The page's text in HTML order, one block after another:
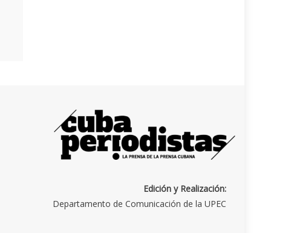
Edición y Realización:
Departamento de Comunicación de la UPEC